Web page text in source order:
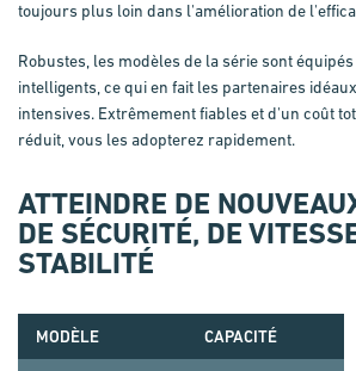
ATTEINDRE DE
DE SÉCURITÉ, DE
STABILITÉ
toujours plus loin dans l'amélioration de
Robustes, les modèles de la série sont
intelligents, ce qui en fait les partenaires
intensives. Extrêmement fiables et d'un coût
réduit, vous les adopterez rapidement.
MODÈLE CAPACITÉ